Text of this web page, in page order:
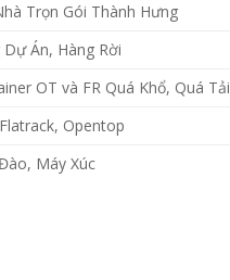
Trọn Gói Thành Hưng
Án, Hàng Rời
OT và FR Quá Khổ, Quá Tải
Opentop
Máy Xúc